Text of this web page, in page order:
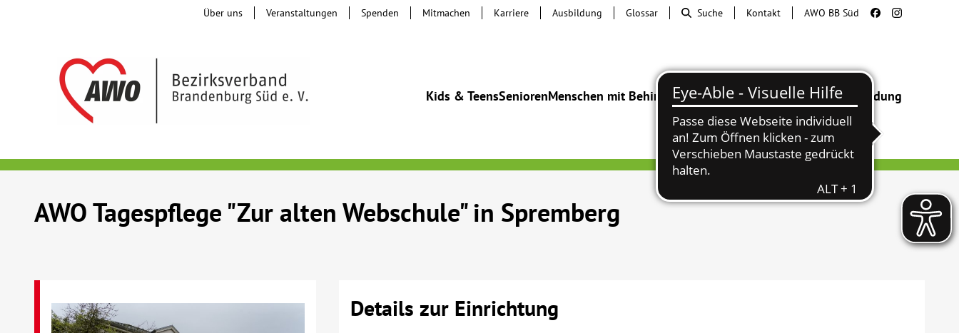
Kids & TeensSeniorenMenschen mit BehinderungBeratung & HilfeBegegnung Bildung
Über uns Veranstaltungen Spenden Mitmachen Karriere Ausbildung Glossar Suche Kontakt AWO BB Süd
AWO Tagespflege "Zur alten Webschule" in Spremberg
Details zur Einrichtung